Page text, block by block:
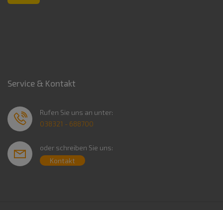
Service & Kontakt
Rufen Sie uns an unter:
038321 - 688700
oder schreiben Sie uns:
Kontakt